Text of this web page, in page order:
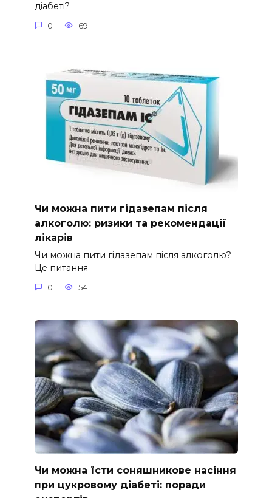
діабеті?
0 69
Чи можна пити гідазепам після
алкоголю: ризики та рекомендації
лікарів
Чи можна пити гідазепам після алкоголю?
Це питання
0 54
Чи можна їсти соняшникове насіння
при цукровому діабеті: поради